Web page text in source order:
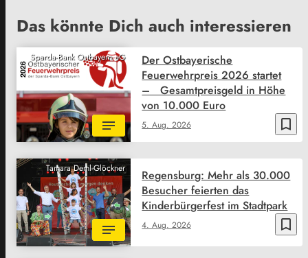
Das könnte Dich auch interessieren
Sparda-Bank Ostbayern eG
bookmark_border
5. Aug. 2026
Der Ostbayerische
Feuerwehrpreis 2026 startet
– Gesamtpreisgeld in Höhe
von 10.000 Euro
Tamara Deml-Glöckner
bookmark_border
4. Aug. 2026
Regensburg: Mehr als 30.000
Besucher feierten das
Kinderbürgerfest im Stadtpark